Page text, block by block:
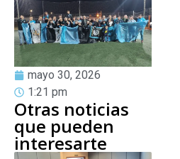
mayo 30, 2026
1:21 pm
Otras noticias
que pueden
interesarte